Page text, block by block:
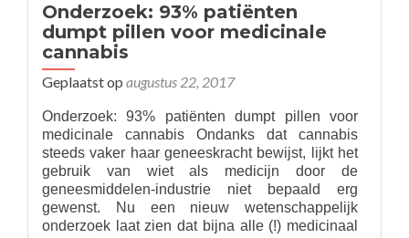
Onderzoek: 93% patiënten
dumpt pillen voor medicinale
cannabis
Geplaatst op augustus 22, 2017
Onderzoek: 93% patiënten dumpt pillen voor
medicinale cannabis Ondanks dat cannabis
steeds vaker haar geneeskracht bewijst, lijkt het
gebruik van wiet als medicijn door de
geneesmiddelen-industrie niet bepaald erg
gewenst. Nu een nieuw wetenschappelijk
onderzoek laat zien dat bijna alle (!) medicinaal